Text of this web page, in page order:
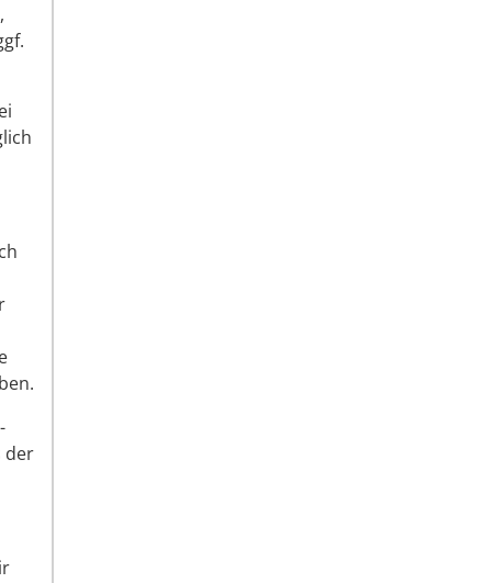
der